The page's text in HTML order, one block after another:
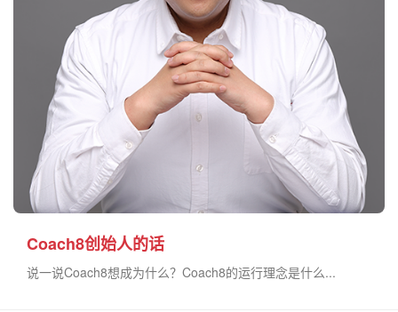
Coach8创始人的话
说一说Coach8想成为什么？Coach8的运行理念是什么...